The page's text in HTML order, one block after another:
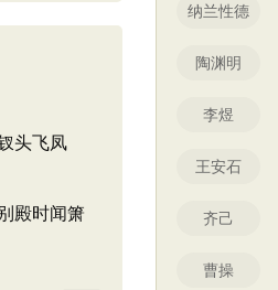
头飞凤
殿时闻箫
纳兰性德
陶渊明
李煜
王安石
齐己
曹操